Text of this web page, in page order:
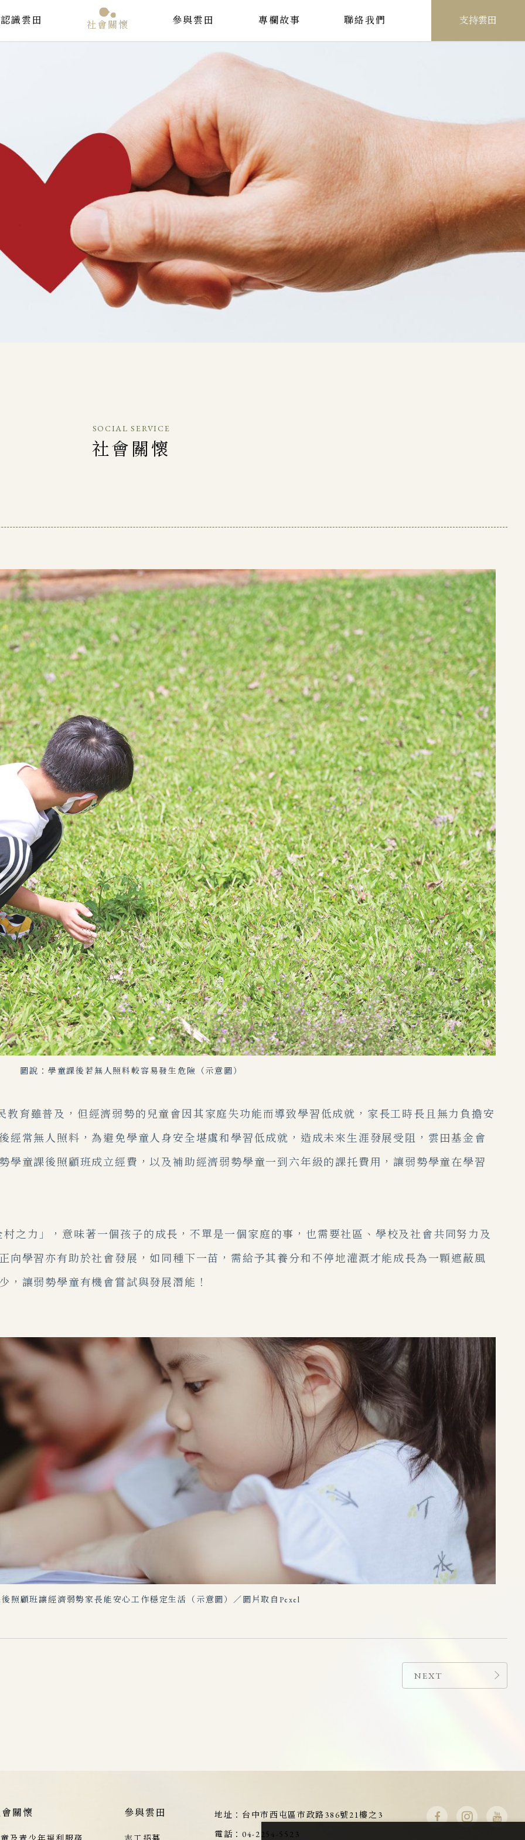
認識雲田 社會關懷 參與雲田 專欄故事 聯絡我們 支持雲田
SOCIAL SERVICE
社會關懷
圖說：學童課後若無人照料較容易發生危險（示意圖）
雖普及，但經濟弱勢的兒童會因其家庭失功能而導致學習低成就，家長工時長且無力負擔安
經常無人照料，為避免學童人身安全堪虞和學習低成就，造成未來生涯發展受阻，雲田基金會
學童課後照顧班成立經費，以及補助經濟弱勢學童一到六年級的課托費用，讓弱勢學童在學習
力」，意味著一個孩子的成長，不單是一個家庭的事，也需要社區、學校及社會共同努力及
向學習亦有助於社會發展，如同種下一苗，需給予其養分和不停地灌溉才能成長為一顆遮蔽風
，讓弱勢學童有機會嘗試與發展潛能！
照顧班讓經濟弱勢家長能安心工作穩定生活（示意圖）／圖片取自Pexel
NEXT
關懷 參與雲田 地址： 台中市西屯區市政路386號21樓之3
電話：04-2254-5523